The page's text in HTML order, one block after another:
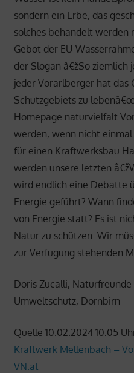
sondern ein Erbe, das
solches behandelt werden
Gebot der EU-
der Slogan â€žSo ziemlich
jeder Vorarlberger hat das
Schutzgebiets zu
Homepage naturvielfalt
werden, wenn nicht
für einen Kraftwerksbau
werden unsere letzten
wird endlich eine Debatte
Energie geführt? Wann
von Energie statt? Es ist
Natur zu schützen. Wir
zur Verfügung stehenden
Doris Zucalli,
Umweltschutz, Dornbirn
Quelle 10.02.2024 10:05
Kraftwerk Mellenbach –
VN.at